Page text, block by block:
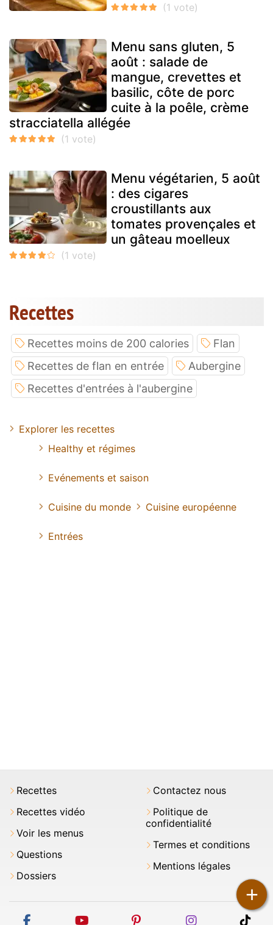
+
Menu sans gluten, 5
août : salade de
mangue, crevettes et
basilic, côte de porc
cuite à la poêle, crème
stracciatella allégée
Menu végétarien, 5 août
: des cigares
croustillants aux
tomates provençales et
un gâteau moelleux
Recettes
Recettes moins de 200 calories
Flan
Recettes de flan en entrée
Aubergine
Recettes d'entrées à l'aubergine
Explorer les recettes
Healthy et régimes
Evénements et saison
Cuisine du monde Cuisine européenne
Entrées
Recettes
Recettes vidéo
Voir les menus
Questions
Dossiers
Contactez nous
Politique de
confidentialité
Termes et conditions
Mentions légales
facebook youtube pinterest instagram